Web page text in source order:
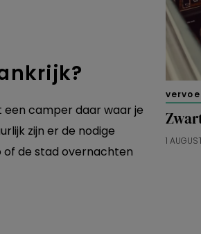
camper daar waar je
zijn er de nodige
of de stad overnachten
1